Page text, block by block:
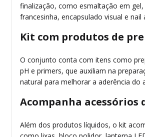
finalização, como esmaltação em
francesinha, encapsulado visual e nail
Kit com produtos de
O conjunto conta com itens como
pH e primers, que auxiliam na
natural para melhorar a aderência do
Acompanha acessórios
Além dos produtos líquidos, o kit